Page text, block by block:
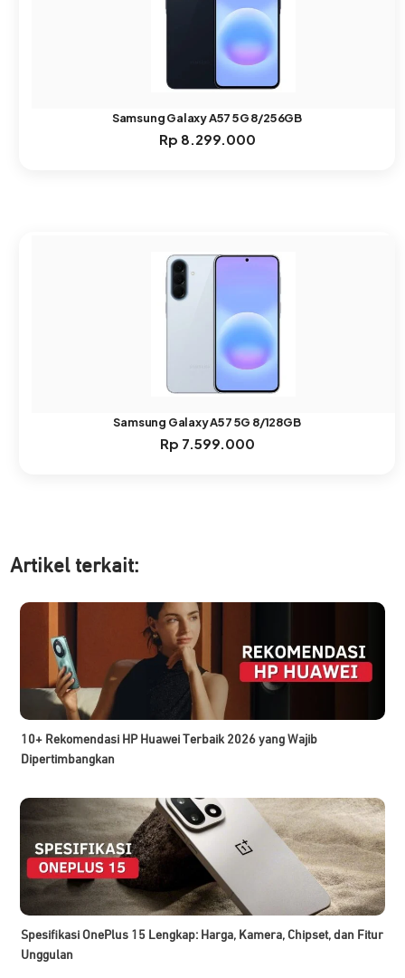
Samsung Galaxy A57 5G 8/256GB
Rp 8.299.000
Samsung Galaxy A57 5G 8/128GB
Rp 7.599.000
Artikel terkait:
10+ Rekomendasi HP Huawei Terbaik 2026 yang Wajib
Dipertimbangkan
Spesifikasi OnePlus 15 Lengkap: Harga, Kamera, Chipset, dan Fitur
Unggulan